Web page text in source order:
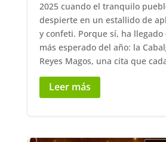
2025 cuando el tranquilo
despierte en un estallido de
y confeti. Porque sí, ha
más esperado del año: la
Reyes Magos, una cita que
Leer más